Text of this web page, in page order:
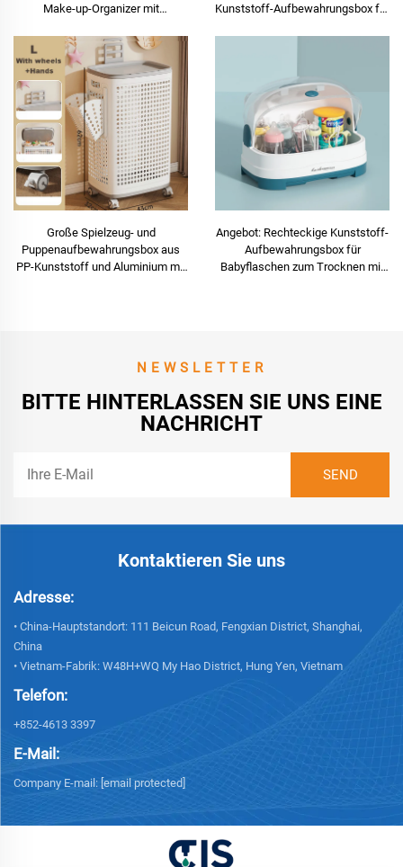
Make-up-Organizer mit
Kosmetikaufbewahrungsbox
Kunststoff-Aufbewahrungsbox für
Große Spielzeug- und
Puppenaufbewahrungsbox aus
PP-Kunststoff und Aluminium mit
Angebot: Rechteckige Kunststoff-
Aufbewahrungsbox für
Babyflaschen zum Trocknen mit
NEWSLETTER
BITTE HINTERLASSEN SIE UNS EINE
NACHRICHT
Kontaktieren Sie uns
Adresse:
• China-Hauptstandort: 111 Beicun Road, Fengxian District, Shanghai,
China
• Vietnam-Fabrik: W48H+WQ My Hao District, Hung Yen, Vietnam
Telefon:
+852-4613 3397
E-Mail:
Company E-mail: [email protected]